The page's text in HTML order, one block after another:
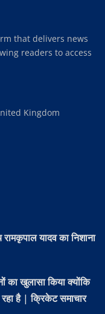
that delivers news
readers to access
Kingdom
यादव का निशाना
का खुलासा किया क्योंकि
है | क्रिकेट समाचार